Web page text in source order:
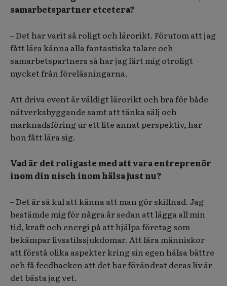
samarbetspartner etcetera?
– Det har varit så roligt och lärorikt. Förutom att jag
fått lära känna alla fantastiska talare och
samarbetspartners så har jag lärt mig otroligt
mycket från föreläsningarna.
Att driva event är väldigt lärorikt och bra för både
nätverksbyggande samt att tänka sälj och
marknadsföring ur ett lite annat perspektiv, har
hon fått lära sig.
Vad är det roligaste med att vara entreprenör
inom din nisch inom hälsa just nu?
– Det är så kul att känna att man gör skillnad. Jag
bestämde mig för några år sedan att lägga all min
tid, kraft och energi på att hjälpa företag som
bekämpar livsstilssjukdomar. Att lära människor
att förstå olika aspekter kring sin egen hälsa bättre
och få feedbacken att det har förändrat deras liv är
det bästa jag vet.